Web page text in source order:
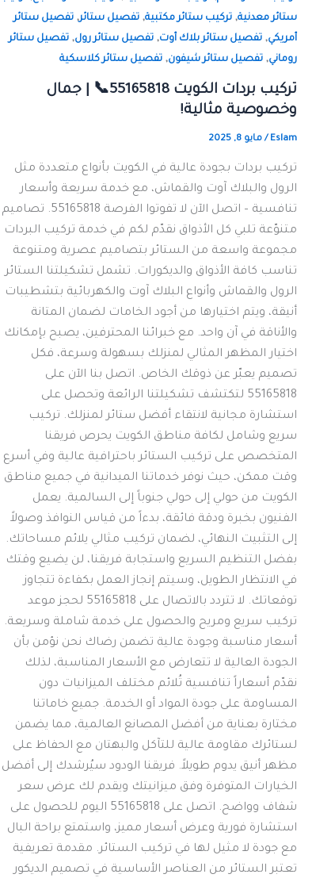
ستائر معدنية, تركيب ستائر مكتبية, تفصيل ستائر, تفصيل ستائر
أمريكي, تفصيل ستائر بلاك أوت, تفصيل ستائر رول, تفصيل ستائر
روماني, تفصيل ستائر شيفون, تفصيل ستائر كلاسكية
تركيب بردات الكويت 55165818📞 | جمال
وخصوصية مثالية!
Eslam
/مايو 8, 2025
تركيب بردات بجودة عالية في الكويت بأنواع متعددة مثل
الرول والبلاك آوت والقماش، مع خدمة سريعة وأسعار
تنافسية – اتصل الآن لا تفوتوا الفرصة 55165818. تصاميم
متنوّعة تلبي كل الأذواق نقدّم لكم في خدمة تركيب البردات
مجموعة واسعة من الستائر بتصاميم عصرية ومتنوعة
تناسب كافة الأذواق والديكورات. تشمل تشكيلتنا الستائر
الرول والقماش وأنواع البلاك آوت والكهربائية بتشطيبات
أنيقة، ويتم اختيارها من أجود الخامات لضمان المتانة
والأناقة في آن واحد. مع خبرائنا المحترفين، يصبح بإمكانك
اختيار المظهر المثالي لمنزلك بسهولة وسرعة، فكل
تصميم يعبّر عن ذوقك الخاص. اتصل بنا الآن على
55165818 لتكتشف تشكيلتنا الرائعة وتحصل على
استشارة مجانية لانتقاء أفضل ستائر لمنزلك. تركيب
سريع وشامل لكافة مناطق الكويت يحرص فريقنا
المتخصص على تركيب الستائر باحترافية عالية وفي أسرع
وقت ممكن، حيث نوفر خدماتنا الميدانية في جميع مناطق
الكويت من حولي إلى حولي جنوباً إلى السالمية. يعمل
الفنيون بخبرة ودقة فائقة، بدءاً من قياس النوافذ وصولاً
إلى التثبيت النهائي، لضمان تركيب مثالي يلائم مساحاتك.
بفضل التنظيم السريع واستجابة فريقنا، لن يضيع وقتك
في الانتظار الطويل، وسيتم إنجاز العمل بكفاءة تتجاوز
توقعاتك. لا تتردد بالاتصال على 55165818 لحجز موعد
تركيب سريع ومريح والحصول على خدمة شاملة وسريعة.
أسعار مناسبة وجودة عالية تضمن رضاك نحن نؤمن بأن
الجودة العالية لا تتعارض مع الأسعار المناسبة، لذلك
نقدّم أسعاراً تنافسية تُلائم مختلف الميزانيات دون
المساومة على جودة المواد أو الخدمة. جميع خاماتنا
مختارة بعناية من أفضل المصانع العالمية، مما يضمن
لستائرك مقاومة عالية للتآكل والبهتان مع الحفاظ على
مظهر أنيق يدوم طويلاً. فريقنا الودود سيُرشدك إلى أفضل
الخيارات المتوفرة وفق ميزانيتك ويقدم لك عرض سعر
شفاف وواضح. اتصل على 55165818 اليوم للحصول على
استشارة فورية وعرض أسعار مميز، واستمتع براحة البال
مع جودة لا مثيل لها في تركيب الستائر. مقدمة تعريفية
تعتبر الستائر من العناصر الأساسية في تصميم الديكور